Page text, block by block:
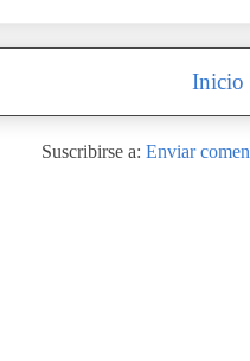
Inicio
Suscribirse a: Enviar